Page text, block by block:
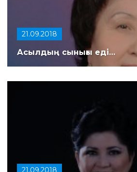
21.09.2018
Асылдың сынығы еді…
21.09.2018